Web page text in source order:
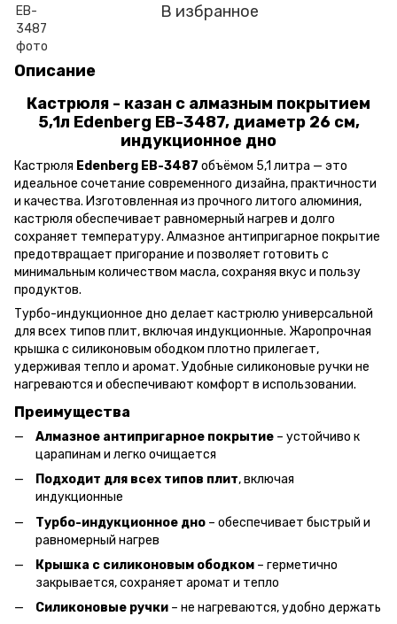
В избранное
Описание
Кастрюля - казан с алмазным покрытием
5,1л Edenberg EB-3487, диаметр 26 см,
индукционное дно
Кастрюля Edenberg EB-3487 объёмом 5,1 литра — это
идеальное сочетание современного дизайна, практичности
и качества. Изготовленная из прочного литого алюминия,
кастрюля обеспечивает равномерный нагрев и долго
сохраняет температуру. Алмазное антипригарное покрытие
предотвращает пригорание и позволяет готовить с
минимальным количеством масла, сохраняя вкус и пользу
продуктов.
Турбо-индукционное дно делает кастрюлю универсальной
для всех типов плит, включая индукционные. Жаропрочная
крышка с силиконовым ободком плотно прилегает,
удерживая тепло и аромат. Удобные силиконовые ручки не
нагреваются и обеспечивают комфорт в использовании.
Преимущества
Алмазное антипригарное покрытие – устойчиво к
царапинам и легко очищается
Подходит для всех типов плит, включая
индукционные
Турбо-индукционное дно – обеспечивает быстрый и
равномерный нагрев
Крышка с силиконовым ободком – герметично
закрывается, сохраняет аромат и тепло
Силиконовые ручки – не нагреваются, удобно держать